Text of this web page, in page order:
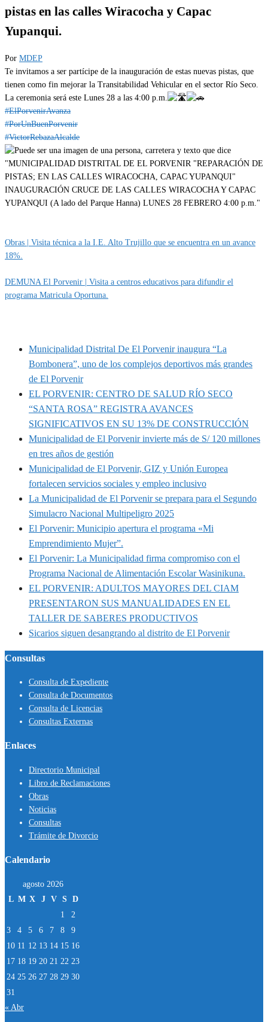
pistas en las calles Wiracocha y Capac
Yupanqui.
Por MDEP
Te invitamos a ser partícipe de la inauguración de estas nuevas pistas, que
tienen como fin mejorar la Transitabilidad Vehicular en el sector Río Seco.
La ceremonia será este Lunes 28 a las 4:00 p.m.
#ElPorvenirAvanza
#PorUnBuenPorvenir
#VictorRebazaAlcalde
Obras | Visita técnica a la I.E. Alto Trujillo que se encuentra en un avance
18%.
DEMUNA El Porvenir | Visita a centros educativos para difundir el
programa Matricula Oportuna.
Municipalidad Distrital De El Porvenir inaugura “La
Bombonera”, uno de los complejos deportivos más grandes
de El Porvenir
EL PORVENIR: CENTRO DE SALUD RÍO SECO
“SANTA ROSA” REGISTRA AVANCES
SIGNIFICATIVOS EN SU 13% DE CONSTRUCCIÓN
Municipalidad de El Porvenir invierte más de S/ 120 millones
en tres años de gestión
Municipalidad de El Porvenir, GIZ y Unión Europea
fortalecen servicios sociales y empleo inclusivo
La Municipalidad de El Porvenir se prepara para el Segundo
Simulacro Nacional Multipeligro 2025
El Porvenir: Municipio apertura el programa «Mi
Emprendimiento Mujer”.
El Porvenir: La Municipalidad firma compromiso con el
Programa Nacional de Alimentación Escolar Wasinikuna.
EL PORVENIR: ADULTOS MAYORES DEL CIAM
PRESENTARON SUS MANUALIDADES EN EL
TALLER DE SABERES PRODUCTIVOS
Sicarios siguen desangrando al distrito de El Porvenir
Consultas
Consulta de Expediente
Consulta de Documentos
Consulta de Licencias
Consultas Externas
Enlaces
Directorio Municipal
Libro de Reclamaciones
Obras
Noticias
Consultas
Trámite de Divorcio
Calendario
agosto 2026
L M X J V S D
1
2
3
4 5 6 7 8
9
10 11 12 13 14 15 16
17 18 19 20 21 22 23
24 25 26 27 28 29 30
31
« Abr